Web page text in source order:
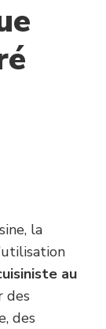
la
au
des
des